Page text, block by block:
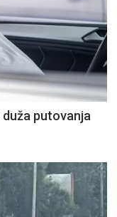
putovanja